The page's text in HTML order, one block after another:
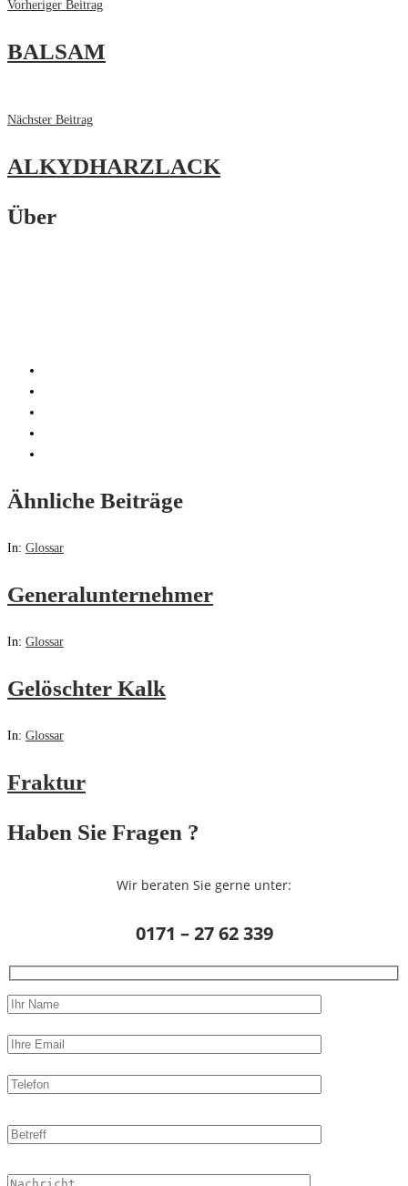
Vorheriger Beitrag
BALSAM
Nächster Beitrag
ALKYDHARZLACK
Über
Ähnliche Beiträge
In: Glossar
Generalunternehmer
In: Glossar
Gelöschter Kalk
In: Glossar
Fraktur
Haben Sie Fragen ?
Wir beraten Sie gerne unter:
0171 – 27 62 339